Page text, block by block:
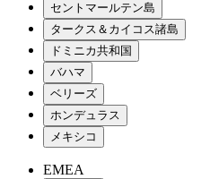
セントマールテン島
タークス＆カイコス諸島
ドミニカ共和国
バハマ
ベリーズ
ホンデュラス
メキシコ
EMEA